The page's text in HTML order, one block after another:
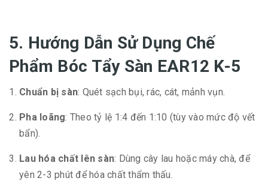
5. Hướng Dẫn Sử Dụng Chế
Phẩm Bóc Tẩy Sàn EAR12 K-5
Chuẩn bị sàn: Quét sạch bụi, rác, cát, mảnh vụn.
Pha loãng: Theo tỷ lệ 1:4 đến 1:10 (tùy vào mức độ vết
bẩn).
Lau hóa chất lên sàn: Dùng cây lau hoặc máy chà, để
yên 2-3 phút để hóa chất thẩm thấu.